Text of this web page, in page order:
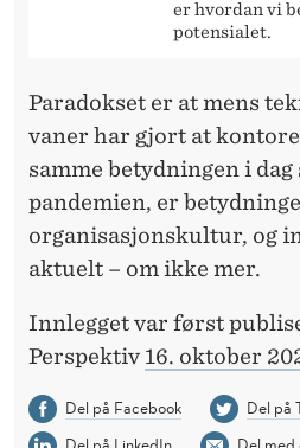
er hvordan vi
potensialet.
Paradokset er at mens
vaner har gjort at
samme betydningen i dag
pandemien, er
organisasjonskultur, og
aktuelt – om ikke mer.
Innlegget var først
Perspektiv 16. oktober
Del på Facebook
Del på